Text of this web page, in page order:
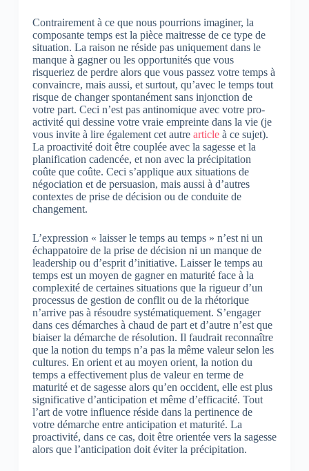
Contrairement à ce que nous pourrions imaginer, la
composante temps est la pièce maitresse de ce type de
situation. La raison ne réside pas uniquement dans le
manque à gagner ou les opportunités que vous
risqueriez de perdre alors que vous passez votre temps à
convaincre, mais aussi, et surtout, qu’avec le temps tout
risque de changer spontanément sans injonction de
votre part. Ceci n’est pas antinomique avec votre pro-
activité qui dessine votre vraie empreinte dans la vie (je
vous invite à lire également cet autre articleà ce sujet).
La proactivité doit être couplée avec la sagesse et la
planification cadencée, et non avec la précipitation
coûte que coûte. Ceci s’applique aux situations de
négociation et de persuasion, mais aussi à d’autres
contextes de prise de décision ou de conduite de
changement.
L’expression « laisser le temps au temps » n’est ni un
échappatoire de la prise de décision ni un manque de
leadership ou d’esprit d’initiative. Laisser le temps au
temps est un moyen de gagner en maturité face à la
complexité de certaines situations que la rigueur d’un
processus de gestion de conflit ou de la rhétorique
n’arrive pas à résoudre systématiquement. S’engager
dans ces démarches à chaud de part et d’autre n’est que
biaiser la démarche de résolution. Il faudrait reconnaître
que la notion du temps n’a pas la même valeur selon les
cultures. En orient et au moyen orient, la notion du
temps a effectivement plus de valeur en terme de
maturité et de sagesse alors qu’en occident, elle est plus
significative d’anticipation et même d’efficacité. Tout
l’art de votre influence réside dans la pertinence de
votre démarche entre anticipation et maturité. La
proactivité, dans ce cas, doit être orientée vers la sagesse
alors que l’anticipation doit éviter la précipitation.